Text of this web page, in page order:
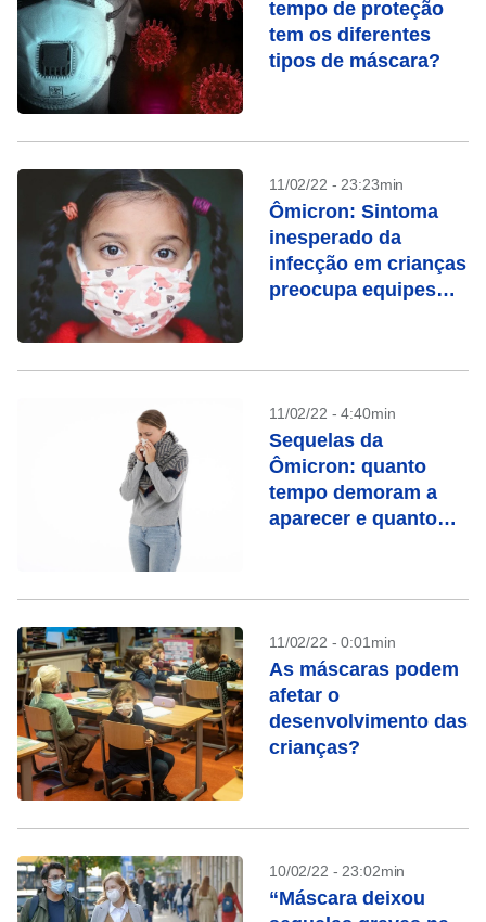
tempo de proteção
tem os diferentes
tipos de máscara?
11/02/22 - 23:23min
Ômicron: Sintoma
inesperado da
infecção em crianças
preocupa equipes
11/02/22 - 4:40min
Sequelas da
Ômicron: quanto
tempo demoram a
aparecer e quanto
11/02/22 - 0:01min
As máscaras podem
afetar o
desenvolvimento das
crianças?
10/02/22 - 23:02min
“Máscara deixou